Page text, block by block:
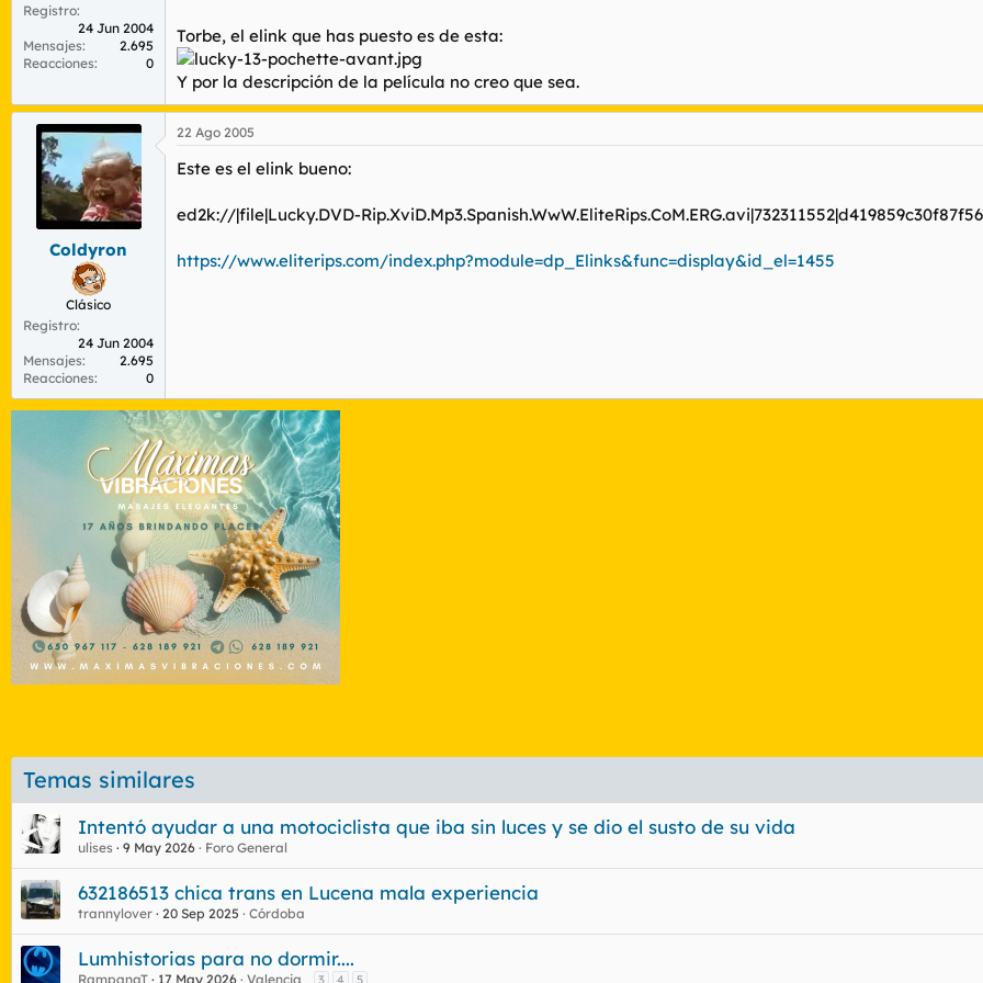
Registro
24 Jun 2004
Mensajes
2.695
Reacciones
0
Torbe, el elink que has puesto es de esta:
Y por la descripción de la película no creo que sea.
Coldyron
Clásico
Registro
24 Jun 2004
Mensajes
2.695
Reacciones
0
22 Ago 2005
Este es el elink bueno:
ed2k://|file|Lucky.DVD-
https://www.eliterips.com/index.php?module=dp_Elinks&func=display&id_el=1455
Temas similares
Intentó ayudar a una motociclista que iba sin luces y se dio el susto de su vida
ulises 9 May 2026 Foro General
632186513 chica trans en Lucena mala experiencia
trannylover 20 Sep 2025 Córdoba
Lumhistorias para no dormir....
RampanaT 17 May 2026 Valencia 3 4 5